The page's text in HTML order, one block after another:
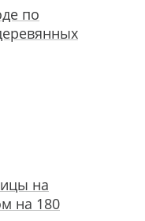
по
на
на 180